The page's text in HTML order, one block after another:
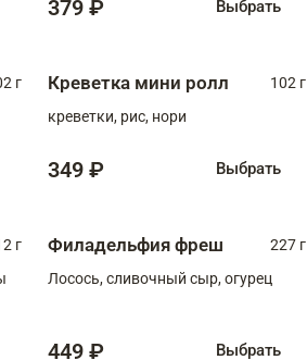
379 ₽ Выбрать
г
Креветка мини ролл
102 г
креветки, рис, нори
349 ₽ Выбрать
г
Филадельфия фреш
227 г
Лосось, сливочный сыр, огурец
449 ₽ Выбрать